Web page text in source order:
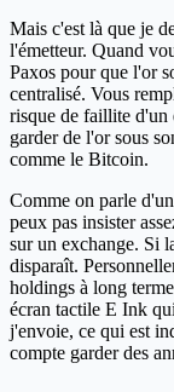
Mais c'est là que je
l'émetteur. Quand
Paxos pour que l'or
centralisé. Vous
risque de faillite d'un
garder de l'or sous
comme le Bitcoin.
Comme on parle
peux pas insister
sur un exchange. Si
disparaît.
holdings à long
écran tactile E Ink
j'envoie, ce qui est
compte garder des